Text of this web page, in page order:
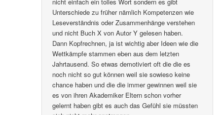
Unterschiede zu früher nämlich Kompetenzen wie
Leseverständnis oder Zusammenhänge verstehen
und nicht Buch X von Autor Y gelesen haben.
Dann Kopfrechnen, ja ist wichtig aber Ideen wie die
Wettkämpfe stammen eben aus dem letzten
Jahrtausend. So etwas demotiviert oft die die es
noch nicht so gut können weil sie sowieso keine
chance haben und die die immer gewinnen weil sie
es von ihren Akademiker Eltern schon vorher
gelernt haben gibt es auch das Gefühl sie müssten